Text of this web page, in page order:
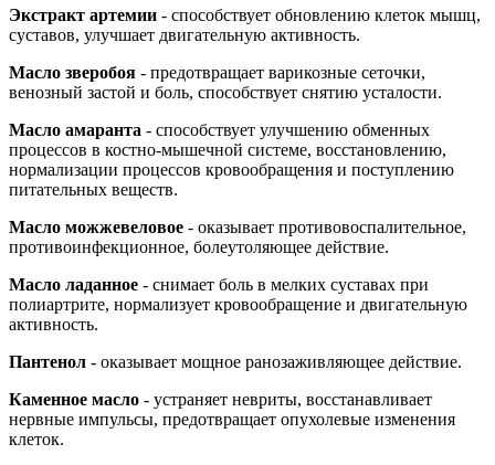
Экстракт артемии - способствует обновлению клеток мышц,
суставов, улучшает двигательную активность.
Масло зверобоя - предотвращает варикозные сеточки,
венозный застой и боль, способствует снятию усталости.
Масло амаранта - способствует улучшению обменных
процессов в костно-мышечной системе, восстановлению,
нормализации процессов кровообращения и поступлению
питательных веществ.
Масло можжевеловое - оказывает противовоспалительное,
противоинфекционное, болеутоляющее действие.
Масло ладанное - снимает боль в мелких суставах при
полиартрите, нормализует кровообращение и двигательную
активность.
Пантенол - оказывает мощное ранозаживляющее действие.
Каменное масло - устраняет невриты, восстанавливает
нервные импульсы, предотвращает опухолевые изменения
клеток.